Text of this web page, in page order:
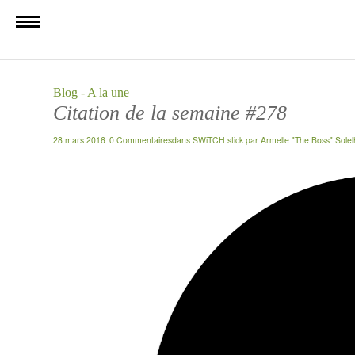
Blog - A la une
Citation de la semaine #278
28 mars 2016 0 Commentairesdans SWiTCH stick par Armelle "The Boss"